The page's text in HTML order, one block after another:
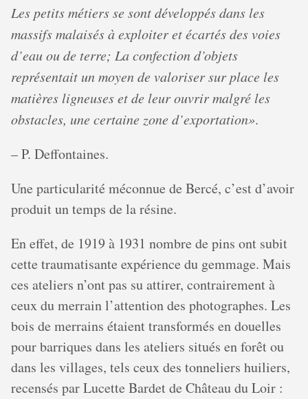
Les petits métiers se sont développés dans les
massifs malaisés à exploiter et écartés des voies
d’eau ou de terre; La confection d’objets
représentait un moyen de valoriser sur place les
matières ligneuses et de leur ouvrir malgré les
obstacles, une certaine zone d’exportation».
– P. Deffontaines.
Une particularité méconnue de Bercé, c’est d’avoir
produit un temps de la résine.
En effet, de 1919 à 1931 nombre de pins ont subit
cette traumatisante expérience du gemmage. Mais
ces ateliers n’ont pas su attirer, contrairement à
ceux du merrain l’attention des photographes. Les
bois de merrains étaient transformés en douelles
pour barriques dans les ateliers situés en forêt ou
dans les villages, tels ceux des tonneliers huiliers,
recensés par Lucette Bardet de Château du Loir :